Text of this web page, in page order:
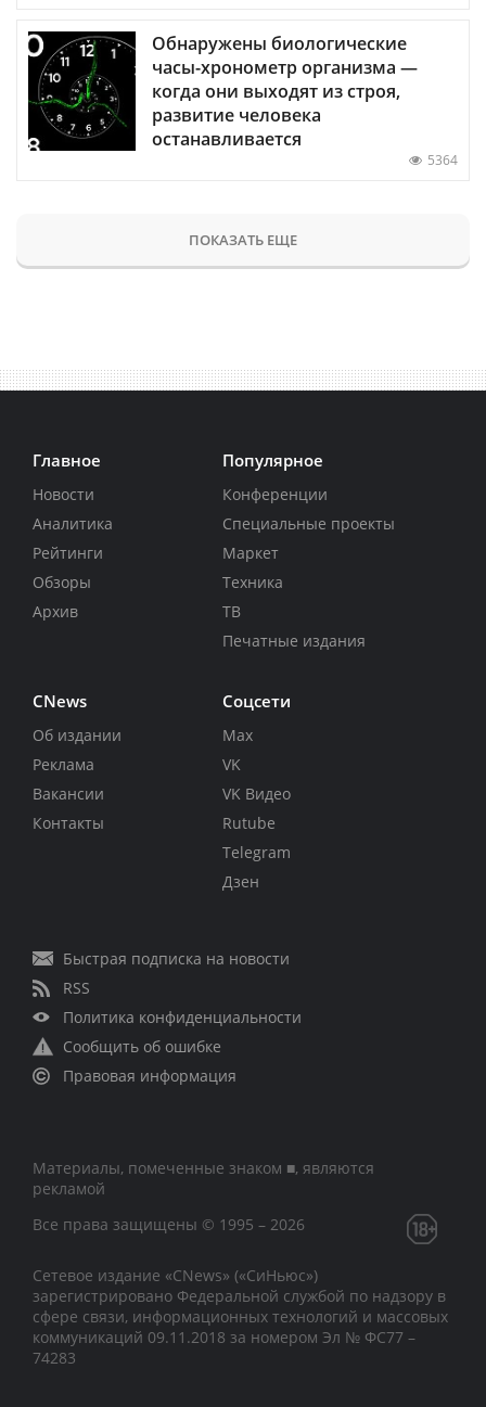
Обнаружены биологические
часы-хронометр организма —
когда они выходят из строя,
развитие человека
останавливается
5364
ПОКАЗАТЬ ЕЩЕ
Главное
Новости
Аналитика
Рейтинги
Обзоры
Архив
Популярное
Конференции
Специальные проекты
Маркет
Техника
ТВ
Печатные издания
CNews
Об издании
Реклама
Вакансии
Контакты
Соцсети
Max
VK
VK Видео
Rutube
Telegram
Дзен
Быстрая подписка на новости
RSS
Политика конфиденциальности
Сообщить об ошибке
Правовая информация
Материалы, помеченные знаком ■, являются
рекламой
Все права защищены © 1995 – 2026
Сетевое издание «CNews» («СиНьюс»)
зарегистрировано Федеральной службой по надзору в
сфере связи, информационных технологий и массовых
коммуникаций 09.11.2018 за номером Эл № ФС77 –
74283